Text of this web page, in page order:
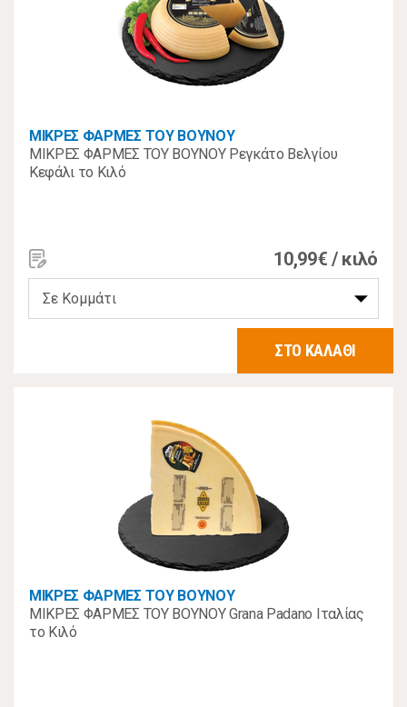
ΜΙΚΡΕΣ ΦΑΡΜΕΣ ΤΟΥ ΒΟΥΝΟΥ
ΜΙΚΡΕΣ ΦΑΡΜΕΣ ΤΟΥ ΒΟΥΝΟΥ Ρεγκάτο Βελγίου
Κεφάλι το Κιλό
10,99€ / κιλό
ΣΤΟ ΚΑΛΑΘΙ
ΜΙΚΡΕΣ ΦΑΡΜΕΣ ΤΟΥ ΒΟΥΝΟΥ
ΜΙΚΡΕΣ ΦΑΡΜΕΣ ΤΟΥ ΒΟΥΝΟΥ Grana Padano Ιταλίας
το Κιλό